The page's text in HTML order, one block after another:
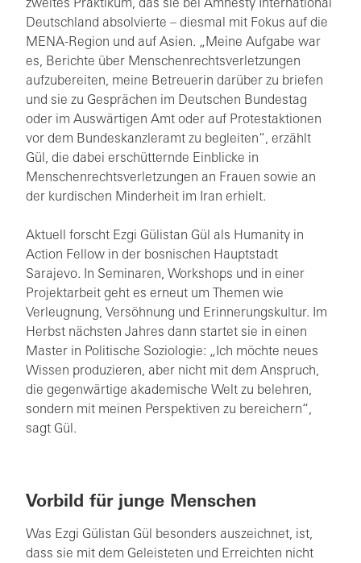
zweites Praktikum, das sie bei Amnesty International
Deutschland absolvierte – diesmal mit Fokus auf die
MENA-Region und auf Asien. „Meine Aufgabe war
es, Berichte über Menschenrechtsverletzungen
aufzubereiten, meine Betreuerin darüber zu briefen
und sie zu Gesprächen im Deutschen Bundestag
oder im Auswärtigen Amt oder auf Protestaktionen
vor dem Bundeskanzleramt zu begleiten“, erzählt
Gül, die dabei erschütternde Einblicke in
Menschenrechtsverletzungen an Frauen sowie an
der kurdischen Minderheit im Iran erhielt.
Aktuell forscht Ezgi Gülistan Gül als Humanity in
Action Fellow in der bosnischen Hauptstadt
Sarajevo. In Seminaren, Workshops und in einer
Projektarbeit geht es erneut um Themen wie
Verleugnung, Versöhnung und Erinnerungskultur. Im
Herbst nächsten Jahres dann startet sie in einen
Master in Politische Soziologie: „Ich möchte neues
Wissen produzieren, aber nicht mit dem Anspruch,
die gegenwärtige akademische Welt zu belehren,
sondern mit meinen Perspektiven zu bereichern“,
sagt Gül.
Vorbild für junge Menschen
Was Ezgi Gülistan Gül besonders auszeichnet, ist,
dass sie mit dem Geleisteten und Erreichten nicht